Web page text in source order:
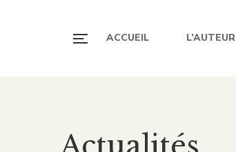
ACCUEIL L’AUTEUR